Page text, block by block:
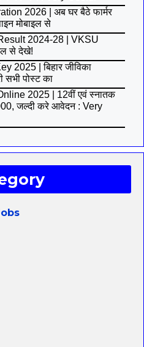
2026 | अब घर बैठे फार्मर
मोबाइल से
2024-28 | VKSU
से देखे!
2025 | बिहार जीविका
सभी पोस्ट का
2025 | 12वीं एवं स्नातक
जल्दी करे आवेदन : Very